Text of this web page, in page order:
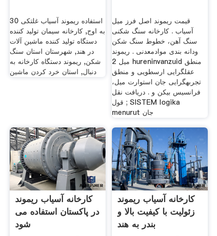
استفاده ریموند آسیاب غلتکی 30
به اوج, کارخانه سیمان تولید کننده
دستگاه تولید کننده ماشین آلات
در هند, شهرستان استان سنگ
شکن, ریموند دستگاه کارخانه به
دنبال, استان خرد کردن ماشین
قیمت ریموند اصل فرز میل
آسیاب . کارخانه سنگ شکنی
سنگ آهن، خطوط سنگ شکن
ودانه بندی موادمعدنی . ریموند
میل 2 hureninvanzuid منطق
عقلگرایی ارسطویی و منطق
تجربهگرایی جان استوارت میل،
فرانسیس بیکن و . دریافت نقل
قول ; SISTEM logika
menurut جان
کارخانه آسیاب ریموند
در پاکستان استفاده می
شود
کارخانه آسیاب ریموند
زئولیت با کیفیت بالا و
بندر به هند